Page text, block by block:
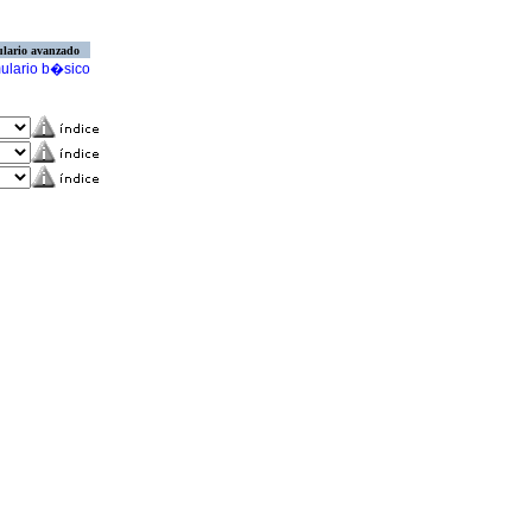
avanzado
b�sico